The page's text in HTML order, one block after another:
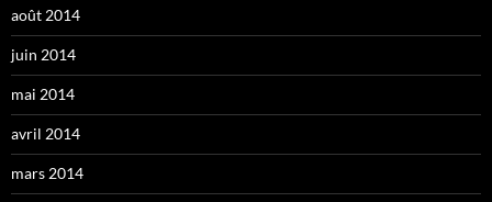
août 2014
juin 2014
mai 2014
avril 2014
mars 2014